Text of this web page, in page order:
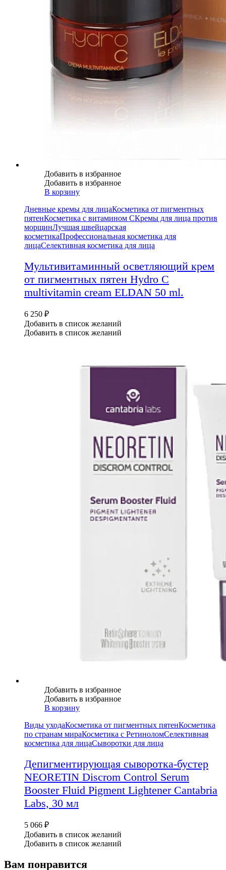
Добавить в избранное
Добавить в избранное
В корзину
Дневные кремы для лицаКосметика от пигментных
пятенКосметика с витамином СКремы для лица против
морщинЛучшая швейцарская
косметикаПрофессиональная косметика для
лицаСелективная косметика для лица
Мультивитаминный осветляющий крем
от пигментных пятен Hydro C
multivitamin cream ELDAN 50 ml.
6 250 ₽
Добавить в список желаний
Добавить в список желаний
Добавить в избранное
Добавить в избранное
В корзину
Виды уходаКосметика от пигментных пятенКосметика
по странам мираКосметика с РетиноломСелективная
косметика для лицаСыворотки для лица
Депигментирующая сыворотка-бустер
NEORETIN Discrom Control Serum
Booster Fluid Pigment Lightener Cantabria
Labs, 30 мл
5 066 ₽
Добавить в список желаний
Добавить в список желаний
Вам понравится